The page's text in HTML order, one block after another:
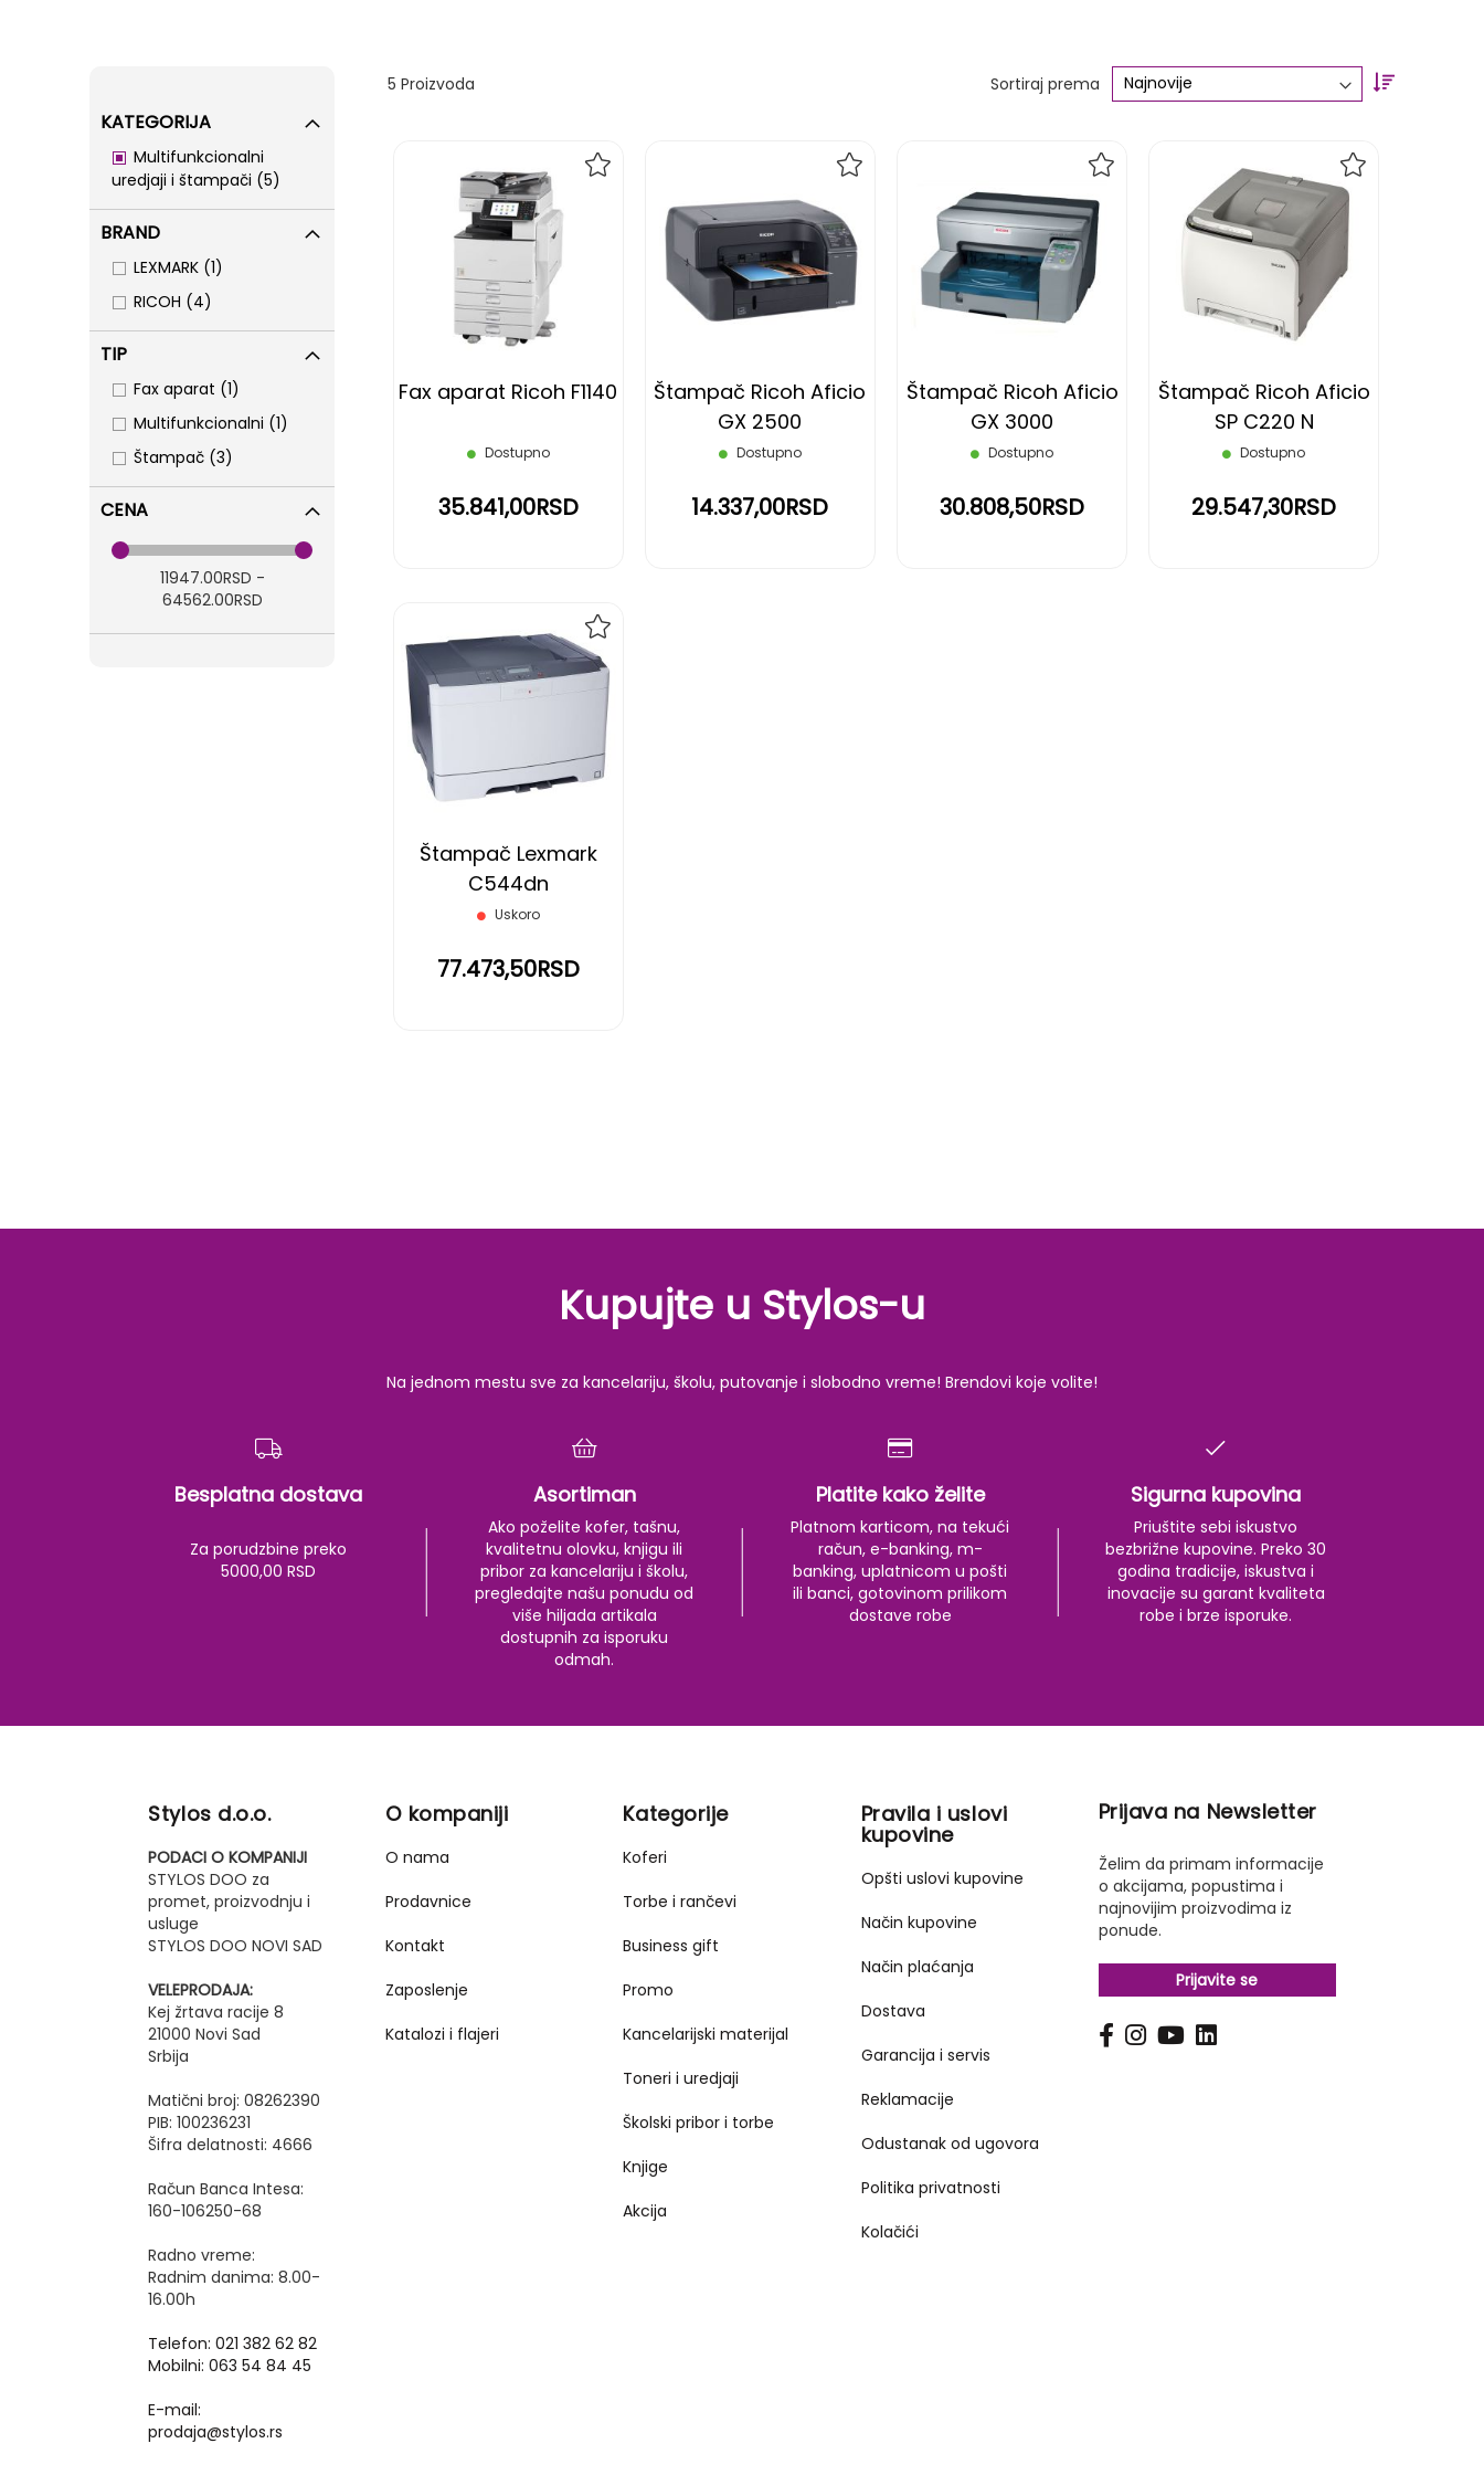
5 Proizvoda Sortiraj prema
Set
Fax aparat Ricoh F1140
Dostupno
35.841,00RSD
Štampač Ricoh Aficio
GX 2500
Dostupno
14.337,00RSD
NA
LISTU
ŽELJA
Štampač Ricoh Aficio
GX 3000
Dostupno
30.808,50RSD
Štampač Ricoh Aficio
SP C220 N
Dostupno
29.547,30RSD
Štampač Lexmark
C544dn
Uskoro
77.473,50RSD
DODAJ
NA
LISTU
ŽELJA
KATEGORIJA
Multifunkcionalni
uredjaji i štampači 5
items
BRAND
LEXMARK 1
item
RICOH
4
items
TIP
Fax aparat 1
item
Multifunkcionalni 1
item
Štampač 3
items
CENA
11947.00RSD -
64562.00RSD
Kupujte u Stylos-u
Na jednom mestu sve za kancelariju, školu, putovanje i slobodno vreme! Brendovi koje volite!
Besplatna dostava
Za porudzbine preko
5000,00 RSD
Asortiman
Ako poželite kofer, tašnu,
kvalitetnu olovku, knjigu ili
pribor za kancelariju i školu,
pregledajte našu ponudu od
više hiljada artikala
dostupnih za isporuku
odmah.
Platite kako želite
Platnom karticom, na tekući
račun, e-banking, m-
banking, uplatnicom u pošti
ili banci, gotovinom prilikom
dostave robe
Sigurna kupovina
Priuštite sebi iskustvo
bezbrižne kupovine. Preko 30
godina tradicije, iskustva i
inovacije su garant kvaliteta
robe i brze isporuke.
Stylos d.o.o.
PODACI O KOMPANIJI
STYLOS DOO za
promet, proizvodnju i
usluge
STYLOS DOO NOVI SAD
VELEPRODAJA:
Kej žrtava racije 8
21000 Novi Sad
Srbija
Matični broj: 08262390
PIB: 100236231
Šifra delatnosti: 4666
Račun Banca Intesa:
160-106250-68
Radno vreme:
Radnim danima: 8.00-
16.00h
Telefon: 021 382 62 82
Mobilni: 063 54 84 45
E-mail:
prodaja@stylos.rs
O kompaniji
O nama
Prodavnice
Kontakt
Zaposlenje
Katalozi i flajeri
Kategorije
Koferi
Torbe i rančevi
Business gift
Promo
Kancelarijski materijal
Toneri i uredjaji
Školski pribor i torbe
Knjige
Akcija
Pravila i uslovi
kupovine
Opšti uslovi kupovine
Način kupovine
Način plaćanja
Dostava
Garancija i servis
Reklamacije
Odustanak od ugovora
Politika privatnosti
Kolačići
Prijava na Newsletter
Želim da primam informacije
o akcijama, popustima i
najnovijim proizvodima iz
ponude.
Prijavite se